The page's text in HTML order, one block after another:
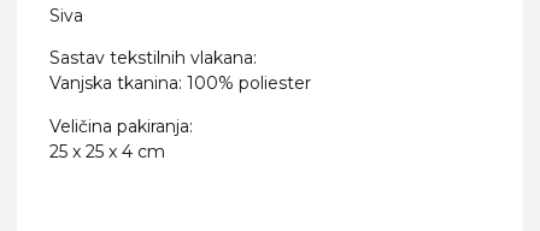
Siva
Sastav tekstilnih vlakana:
Vanjska tkanina: 100% poliester
Veličina pakiranja:
25 x 25 x 4 cm